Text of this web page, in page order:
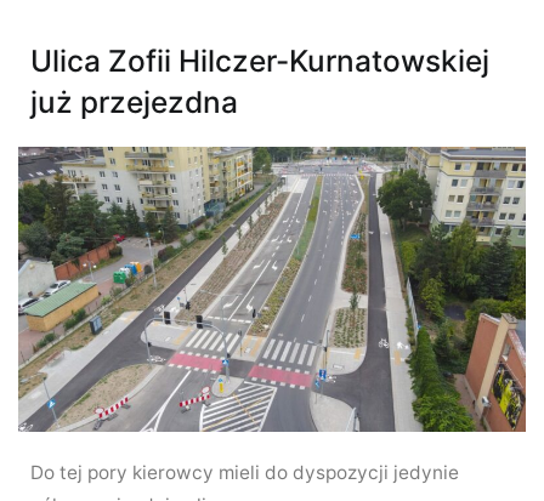
Ulica Zofii Hilczer-Kurnatowskiej
już przejezdna
Do tej pory kierowcy mieli do dyspozycji jedynie